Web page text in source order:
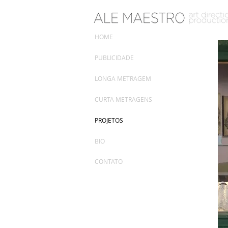
CONTATO
BIO
PROJETOS
LONGA METRAGEM
HOME
PUBLICIDADE
CURTA METRAGENS